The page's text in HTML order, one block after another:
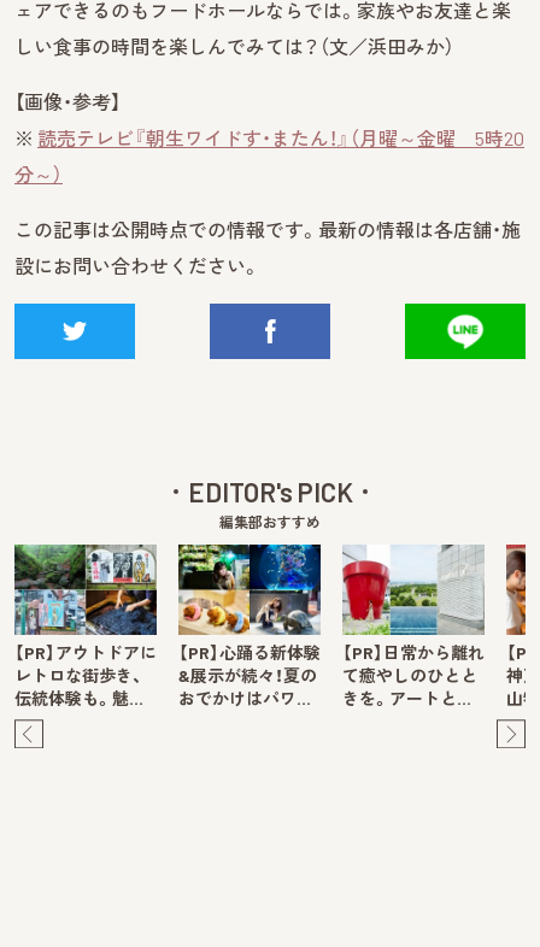
ェアできるのもフードホールならでは。家族やお友達と楽
しい食事の時間を楽しんでみては？（文／浜田みか）
【画像・参考】
※ 読売テレビ『朝生ワイドす・またん！』（月曜～金曜 5時20
分～）
この記事は公開時点での情報です。最新の情報は各店舗・施
設にお問い合わせください。
EDITOR's PICK
編集部おすすめ
【PR】アウトドアに
レトロな街歩き、
伝統体験も。魅…
【PR】心踊る新体験
&展示が続々！夏の
おでかけはパワ…
【PR】日常から離れ
て癒やしのひとと
きを。アートと…
【
神
山